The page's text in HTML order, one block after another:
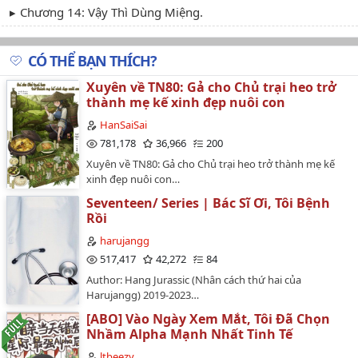
Chương 14: Vậy Thì Dùng Miệng.
Chương 15: Không Thể Làm Hỏng.
Chương 16: Muốn Nhanh Chóng Mang Thai.
Chương 17: Mỹ Nhân Tự Sướng.
Chương 18: Nói! Muốn Cái Gì ?!
Chương 19: Nghe Lén.
Chương 20 : Tự Mình Chuyển Động.
Chương 21 : Tên Gọi .
Chương 22: " Săn Sóc" Nó Một Lần Đi.
Chương 23 : Ăn Ngon Không?
Chương 24: Thay Đổi Đáng Sợ.
Chương 25: Cạm Bẫy Dịu Dàng.
Chương 26 : Cùng Nhau Ăn.
CÓ THỂ BẠN THÍCH?
Xuyên về TN80: Gả cho Chủ trại heo trở
thành mẹ kế xinh đẹp nuôi con
HanSaiSai
781,178
36,966
200
Xuyên về TN80: Gả cho Chủ trại heo trở thành mẹ kế
xinh đẹp nuôi con…
Seventeen/ Series | Bác Sĩ Ơi, Tôi Bệnh
Rồi
harujangg
517,417
42,272
84
Author: Hang Jurassic (Nhân cách thứ hai của
Harujangg) 2019-2023…
[ABO] Vào Ngày Xem Mắt, Tôi Đã Chọn
Nhầm Alpha Mạnh Nhất Tinh Tế